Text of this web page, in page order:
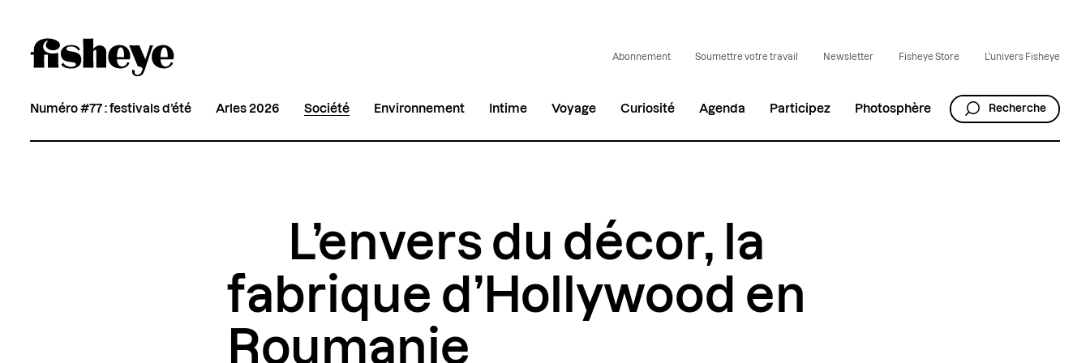
Abonnement Soumettre votre travail Newsletter Fisheye Store L'univers Fisheye
Numéro #77 : festivals d’été Arles 2026 Société Environnement Intime Voyage Curiosité Agenda Participez Photosphère Recherche
L’envers du décor, la
fabrique d’Hollywood en
Roumanie